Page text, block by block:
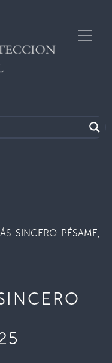
SINCERO PÉSAME,